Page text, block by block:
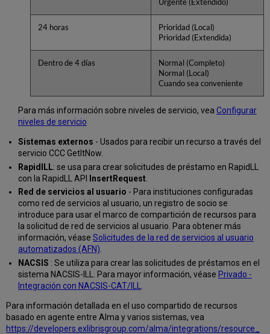
Urgente (Extendido)
24 horas
Prioridad (Local)
Prioridad (Extendida)
Dentro de 4 días
Normal (Completo)
Normal (Local)
Cuando sea conveniente
Para más información sobre niveles de servicio, vea Configurar
niveles de servicio
Sistemas externos - Usados para recibir un recurso a través del
servicio CCC GetItNow.
RapidILL: se usa para crear solicitudes de préstamo en RapidLL
con la RapidLL API InsertRequest.
Red de servicios al usuario - Para instituciones configuradas
como red de servicios al usuario, un registro de socio se
introduce para usar el marco de compartición de recursos para
la solicitud de red de servicios al usuario. Para obtener más
información, véase Solicitudes de la red de servicios al usuario
automatizados (AFN)
NACSIS : Se utiliza para crear las solicitudes de préstamos en el
sistema NACSIS-ILL. Para mayor información, véase Privado -
Integración con NACSIS-CAT/ILL
Para información detallada en el uso compartido de recursos
basado en agente entre Alma y varios sistemas, vea
https://developers.exlibrisgroup.com/alma/integrations/resource_